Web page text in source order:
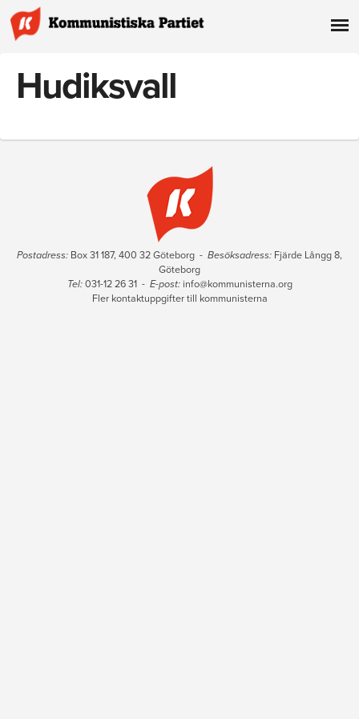
Hudiksvall
Postadress: Box 31 187, 400 32 Göteborg - Besöksadress: Fjärde Långg 8,
Göteborg
Tel:031-12 26 31 - E-post: info@kommunisterna.org
Fler kontaktuppgifter till kommunisterna